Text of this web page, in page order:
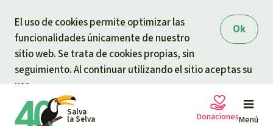
Ok
El uso de cookies permite optimizar las
funcionalidades únicamente de nuestro
sitio web. Se trata de cookies propias, sin
seguimiento. Al continuar utilizando el sitio aceptas su
uso.
Salva
la Selva Menú
Donaciones